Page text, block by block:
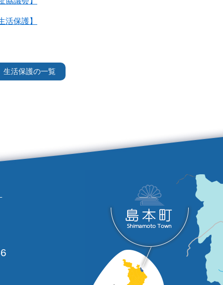
活保護】
生活保護の一覧